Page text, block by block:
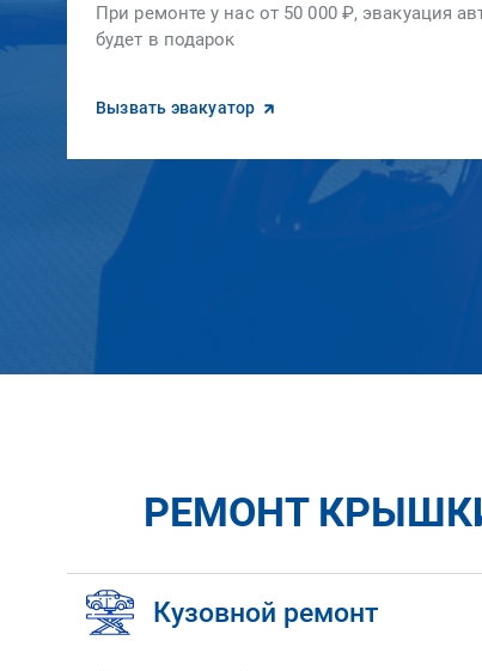
При ремонте у нас от 50 000 ₽, эвакуация
будет в подарок
Вызвать эвакуатор
РЕМОНТ
Кузовной ремонт